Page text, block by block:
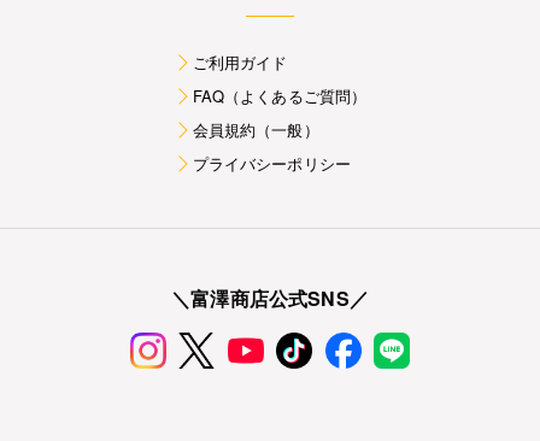
ご利用ガイド
FAQ（よくあるご質問）
会員規約（一般）
プライバシーポリシー
＼富澤商店公式SNS／